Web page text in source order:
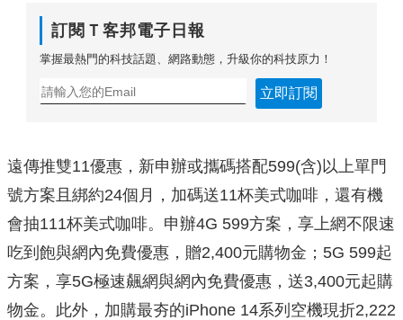
訂閱Ｔ客邦電子日報
掌握最熱門的科技話題、網路動態，升級你的科技原力！
立即訂閱
遠傳推雙11優惠，新申辦或攜碼搭配599(含)以上單門
號方案 且綁約24個月，加碼送11杯美式咖啡，還有機
會抽111杯美式咖啡。申辦4G 599方案，享上網不限速
吃到飽與網內免費優惠，贈2,400元購物金；5G 599起
方案，享5G極速飆網與網內免費優惠，送3,400元起購
物金。此外，加購最夯的iPhone 14系列空機現折2,222